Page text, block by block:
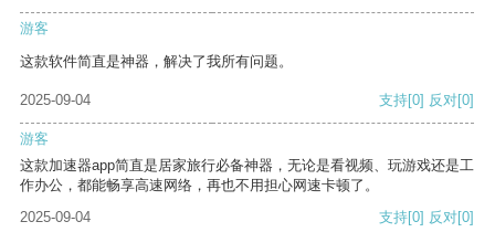
游客
这款软件简直是神器，解决了我所有问题。
2025-09-04 支持[0] 反对[0]
游客
这款加速器app简直是居家旅行必备神器，无论是看视频、玩游戏还是工
作办公，都能畅享高速网络，再也不用担心网速卡顿了。
2025-09-04
支持[0] 反对[0]